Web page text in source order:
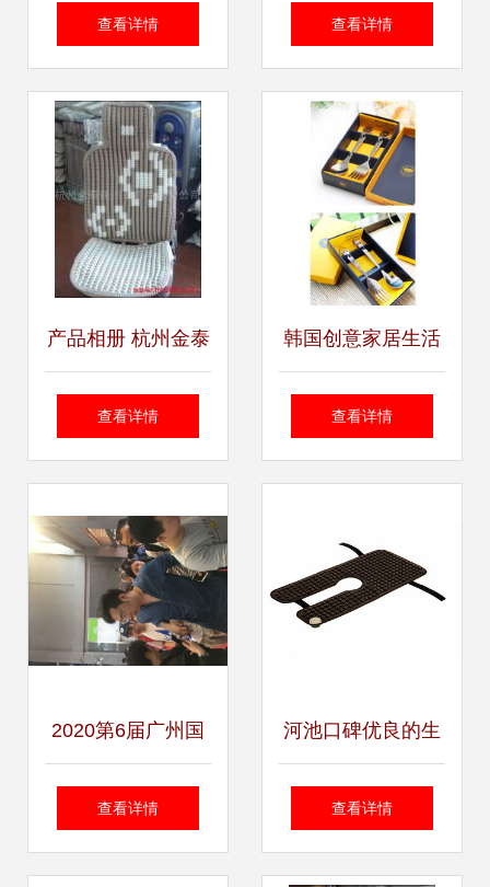
感与素材宝库的探
查看详情
技 多元化日用百货
全览
查看详情
产品相册 杭州金泰
隆汽车用品百货公
览
查看详情
韩国创意家居生活
用品 新奇百货与小
查看详情
2020第6届广州国
际日用品展览会 日
查看详情
河池口碑优良的生
活用品公司推荐
查看详情